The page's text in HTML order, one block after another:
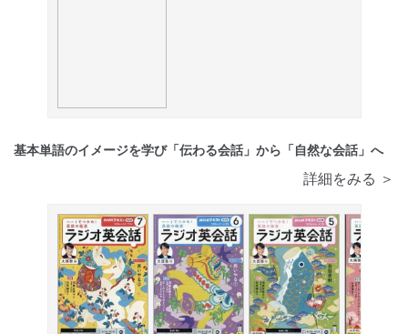
基本単語のイメージを学び「伝わる会話」から「自然な会話」へ
詳細をみる ＞